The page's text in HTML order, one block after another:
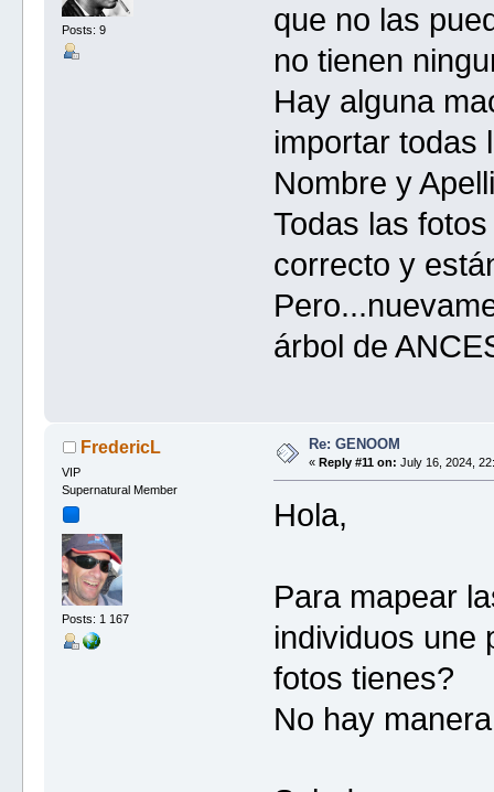
Posts: 9
que no las
no tienen
Hay alguna
importar todas
Nombre y
Todas las
correcto y
árbol de
FredericL
VIP
Supernatural Member
Posts: 1 167
Re: GENOOM
«Reply #11 on: July 16, 2024,
Hola,
Para mapear
individuos une
fotos tienes?
No hay